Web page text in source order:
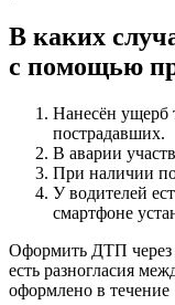
В каких
с помощью
Нанесён ущерб
пострадавших.
В аварии
При наличии
У водителей
смартфоне
Оформить ДТП
есть разногласия
оформлено в течение